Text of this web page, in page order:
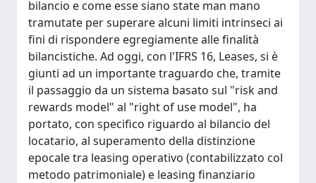
bilancio e come esse siano state man mano
tramutate per superare alcuni limiti intrinseci ai
fini di rispondere egregiamente alle finalità
bilancistiche. Ad oggi, con l'IFRS 16, Leases, si è
giunti ad un importante traguardo che, tramite
il passaggio da un sistema basato sul "risk and
rewards model" al "right of use model", ha
portato, con specifico riguardo al bilancio del
locatario, al superamento della distinzione
epocale tra leasing operativo (contabilizzato col
metodo patrimoniale) e leasing finanziario